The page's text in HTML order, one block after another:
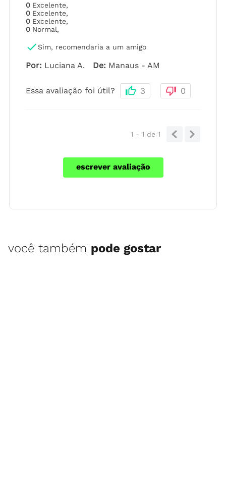
0 Excelente,
0 Excelente,
0 Excelente,
0 Normal,
Sim, recomendaria a um amigo
Por: Luciana A. De: Manaus - AM
Essa avaliação foi útil? 3 0
1 - 1 de 1
escrever avaliação
você também pode gostar